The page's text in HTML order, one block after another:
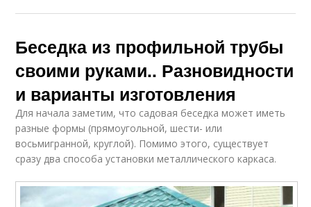
Беседка из профильной трубы
своими руками.. Разновидности
и варианты изготовления
Для начала заметим, что садовая беседка может иметь
разные формы (прямоугольной, шести- или
восьмигранной, круглой). Помимо этого, существует
сразу два способа установки металлического каркаса.